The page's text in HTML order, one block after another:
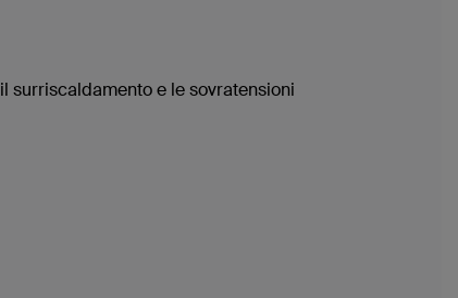
surriscaldamento e le sovratensioni